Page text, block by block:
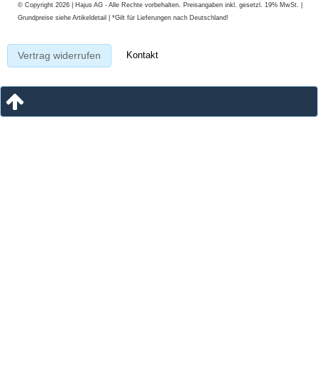
© Copyright 2026 | Hajus AG - Alle Rechte vorbehalten. Preisangaben inkl. gesetzl. 19% MwSt. |
Grundpreise siehe Artikeldetail | *Gilt für Lieferungen nach Deutschland!
Vertrag widerrufen Kontakt